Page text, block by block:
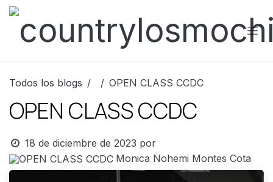
Ir al contenido
Todos los blogs OPEN CLASS CCDC
OPEN CLASS CCDC
18 de diciembre de 2023 por
Monica Nohemi Montes Cota